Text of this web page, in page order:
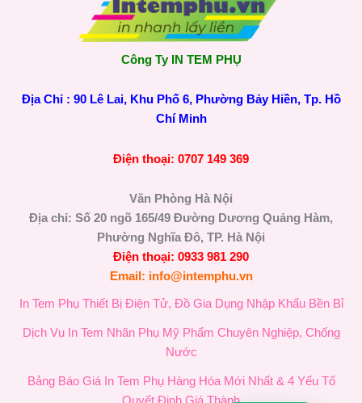
Công Ty IN TEM PHỤ
Địa Chỉ : 90 Lê Lai, Khu Phố 6, Phường Bảy Hiền, Tp. Hồ
Chí Minh
Điện thoại: 0707 149 369
Văn Phòng Hà Nội
Địa chỉ: Số 20 ngõ 165/49 Đường Dương Quảng Hàm,
Phường Nghĩa Đô, TP. Hà Nội
Điện thoại: 0933 981 290
Email: info@intemphu.vn
In Tem Phụ Thiết Bị Điện Tử, Đồ Gia Dụng Nhập Khẩu Bền Bỉ
Dịch Vụ In Tem Nhãn Phụ Mỹ Phẩm Chuyên Nghiệp, Chống
Nước
Bảng Báo Giá In Tem Phụ Hàng Hóa Mới Nhất & 4 Yếu Tố